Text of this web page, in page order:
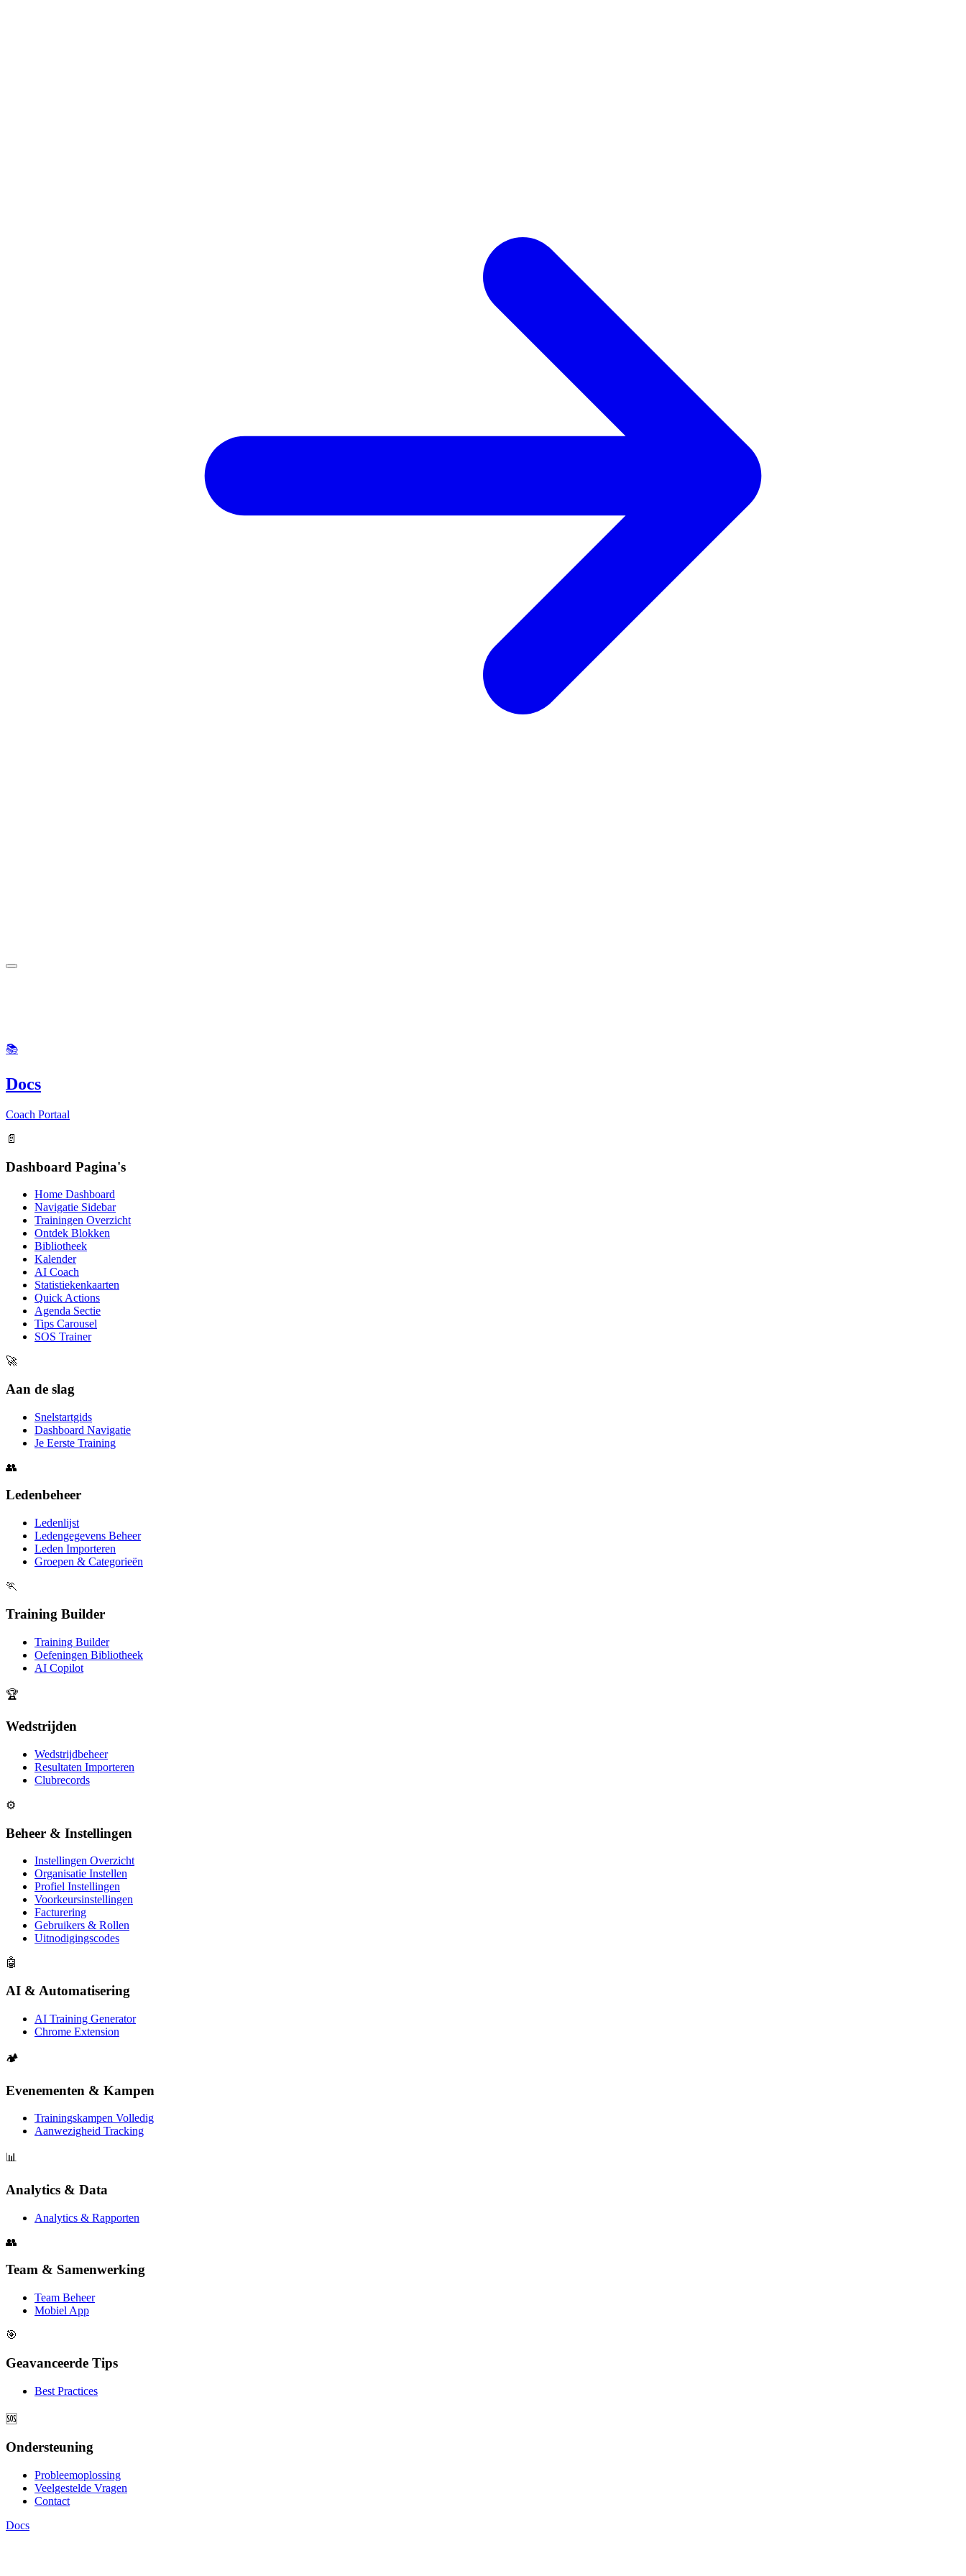
📚
Docs
Coach Portaal
📄
Dashboard Pagina's
Home Dashboard
Navigatie Sidebar
Trainingen Overzicht
Ontdek Blokken
Bibliotheek
Kalender
AI Coach
Statistiekenkaarten
Quick Actions
Agenda Sectie
Tips Carousel
SOS Trainer
🚀
Aan de slag
Snelstartgids
Dashboard Navigatie
Je Eerste Training
👥
Ledenbeheer
Ledenlijst
Ledengegevens Beheer
Leden Importeren
Groepen & Categorieën
🏃
Training Builder
Training Builder
Oefeningen Bibliotheek
AI Copilot
🏆
Wedstrijden
Wedstrijdbeheer
Resultaten Importeren
Clubrecords
⚙️
Beheer & Instellingen
Instellingen Overzicht
Organisatie Instellen
Profiel Instellingen
Voorkeursinstellingen
Facturering
Gebruikers & Rollen
Uitnodigingscodes
🤖
AI & Automatisering
AI Training Generator
Chrome Extension
🏕️
Evenementen & Kampen
Trainingskampen Volledig
Aanwezigheid Tracking
📊
Analytics & Data
Analytics & Rapporten
👥
Team & Samenwerking
Team Beheer
Mobiel App
🎯
Geavanceerde Tips
Best Practices
🆘
Ondersteuning
Probleemoplossing
Veelgestelde Vragen
Contact
Docs